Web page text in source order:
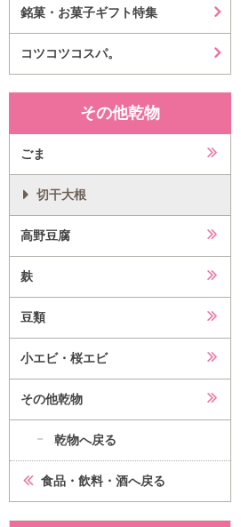
銘菓・お菓子ギフト特集
コツコツコスパ。
その他乾物
ごま
切干大根
高野豆腐
麸
豆類
小エビ・桜エビ
その他乾物
乾物へ戻る
食品・飲料・酒へ戻る